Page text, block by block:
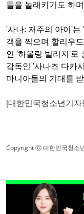
들을 놀래키기도 하
'사나: 저주의 아이'
객을 찍으며 할리우
인 '하울링 빌리지'로
감독인 '사나즈 다카
마니아들의 기대를
[대한민국청소년기
Copyright ⓒ 대한민국청소